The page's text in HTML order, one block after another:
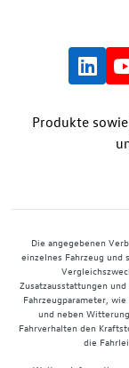
Produkte
Die angegebenen
einzelnes Fahrzeug und
Zusatzausstattungen
Fahrzeugparameter,
und neben
Fahrverhalten den
die